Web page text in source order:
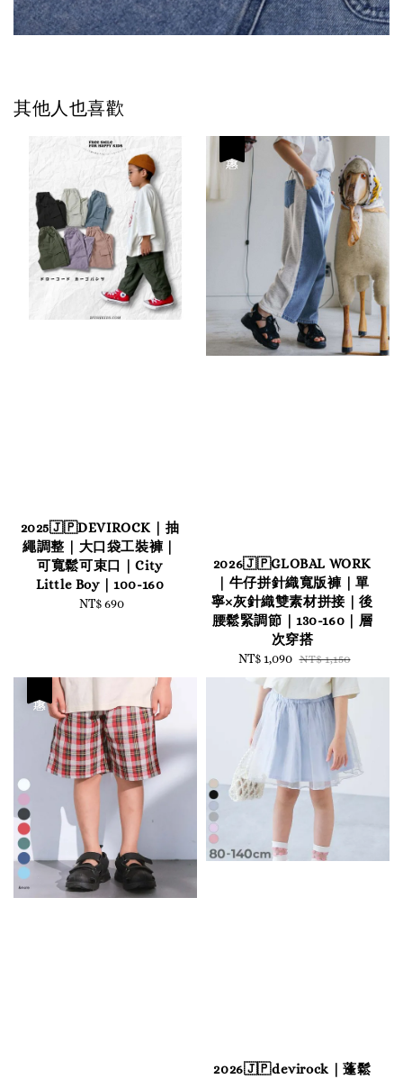
其他人也喜歡
2025🇯🇵DEVIROCK｜抽
繩調整｜大口袋工裝褲｜
可寬鬆可束口｜City
Little Boy｜100-160
Regular
NT$ 690
2026🇯🇵GLOBAL WORK
｜牛仔拼針織寬版褲｜單
寧×灰針織雙素材拼接｜後
腰鬆緊調節｜130-160｜層
次穿搭
Sale
price
NT$ 1,090 Regular
price
NT$ 1,150
2026🇯🇵devirock｜蓬鬆